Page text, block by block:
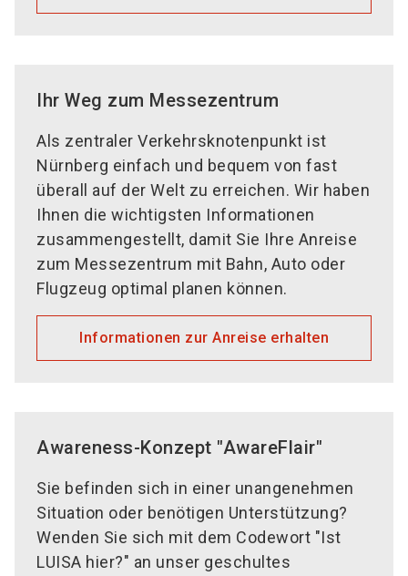
Ihr Weg zum Messezentrum
Als zentraler Verkehrsknotenpunkt ist
Nürnberg einfach und bequem von fast
überall auf der Welt zu erreichen. Wir haben
Ihnen die wichtigsten Informationen
zusammengestellt, damit Sie Ihre Anreise
zum Messezentrum mit Bahn, Auto oder
Flugzeug optimal planen können.
Informationen zur Anreise erhalten
Awareness-Konzept "AwareFlair"
Sie befinden sich in einer unangenehmen
Situation oder benötigen Unterstützung?
Wenden Sie sich mit dem Codewort "Ist
LUISA hier?" an unser geschultes